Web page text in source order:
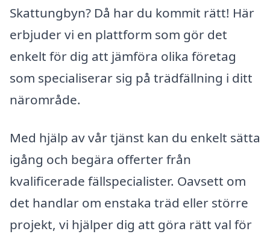
Skattungbyn? Då har du kommit rätt! Här
erbjuder vi en plattform som gör det
enkelt för dig att jämföra olika företag
som specialiserar sig på trädfällning i ditt
närområde.
Med hjälp av vår tjänst kan du enkelt sätta
igång och begära offerter från
kvalificerade fällspecialister. Oavsett om
det handlar om enstaka träd eller större
projekt, vi hjälper dig att göra rätt val för